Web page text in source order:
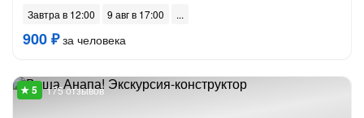
Завтра в 12:00 9 авг в 17:00
900 ₽за человека
175 отзывов